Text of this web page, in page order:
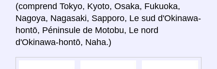
(comprend Tokyo, Kyoto, Osaka, Fukuoka,
Nagoya, Nagasaki, Sapporo, Le sud d'Okinawa-
hontō, Péninsule de Motobu, Le nord
d'Okinawa-hontō, Naha.)